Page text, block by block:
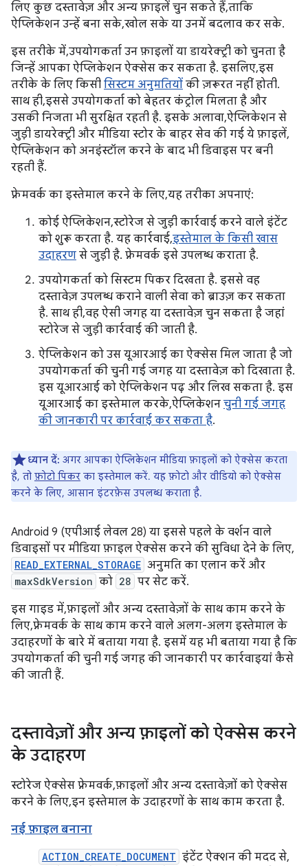
लिए कुछ दस्तावेज़ और अन्य फ़ाइलें चुन सकते हैं, ताकि
ऐप्लिकेशन उन्हें बना सके, खोल सके या उनमें बदलाव कर सके.
इस तरीके में, उपयोगकर्ता उन फ़ाइलों या डायरेक्ट्री को चुनता है
जिन्हें आपका ऐप्लिकेशन ऐक्सेस कर सकता है. इसलिए, इस
तरीके के लिए किसी सिस्टम अनुमतियों की ज़रूरत नहीं होती.
साथ ही, इससे उपयोगकर्ता को बेहतर कंट्रोल मिलता है और
उसकी निजता भी सुरक्षित रहती है. इसके अलावा, ऐप्लिकेशन से
जुड़ी डायरेक्ट्री और मीडिया स्टोर के बाहर सेव की गई ये फ़ाइलें,
ऐप्लिकेशन को अनइंस्टॉल करने के बाद भी डिवाइस पर बनी
रहती हैं.
फ़्रेमवर्क का इस्तेमाल करने के लिए, यह तरीका अपनाएं:
कोई ऐप्लिकेशन, स्टोरेज से जुड़ी कार्रवाई करने वाले इंटेंट
को शुरू करता है. यह कार्रवाई,इस्तेमाल के किसी खास
उदाहरण से जुड़ी है. फ़्रेमवर्क इसे उपलब्ध कराता है.
उपयोगकर्ता को सिस्टम पिकर दिखता है. इससे वह
दस्तावेज़ उपलब्ध कराने वाली सेवा को ब्राउज़ कर सकता
है. साथ ही, वह ऐसी जगह या दस्तावेज़ चुन सकता है जहां
स्टोरेज से जुड़ी कार्रवाई की जाती है.
ऐप्लिकेशन को उस यूआरआई का ऐक्सेस मिल जाता है जो
उपयोगकर्ता की चुनी गई जगह या दस्तावेज़ को दिखाता है.
इस यूआरआई को ऐप्लिकेशन पढ़ और लिख सकता है. इस
यूआरआई का इस्तेमाल करके, ऐप्लिकेशन चुनी गई जगह
की जानकारी पर कार्रवाई कर सकता है.
ध्यान दें: अगर आपका ऐप्लिकेशन मीडिया फ़ाइलों को ऐक्सेस करता
है, तो फ़ोटो पिकर का इस्तेमाल करें. यह फ़ोटो और वीडियो को ऐक्सेस
करने के लिए, आसान इंटरफ़ेस उपलब्ध कराता है.
Android 9 (एपीआई लेवल 28) या इससे पहले के वर्शन वाले
डिवाइसों पर मीडिया फ़ाइल ऐक्सेस करने की सुविधा देने के लिए,
READ_EXTERNAL_STORAGE अनुमति का एलान करें और
maxSdkVersion को 28 पर सेट करें.
इस गाइड में, फ़ाइलों और अन्य दस्तावेज़ों के साथ काम करने के
लिए, फ़्रेमवर्क के साथ काम करने वाले अलग-अलग इस्तेमाल के
उदाहरणों के बारे में बताया गया है. इसमें यह भी बताया गया है कि
उपयोगकर्ता की चुनी गई जगह की जानकारी पर कार्रवाइयां कैसे
की जाती हैं.
दस्तावेज़ों और अन्य फ़ाइलों को ऐक्सेस करने
के उदाहरण
स्टोरेज ऐक्सेस फ़्रेमवर्क, फ़ाइलों और अन्य दस्तावेज़ों को ऐक्सेस
करने के लिए, इन इस्तेमाल के उदाहरणों के साथ काम करता है.
नई फ़ाइल बनाना
ACTION_CREATE_DOCUMENT इंटेंट ऐक्शन की मदद से,